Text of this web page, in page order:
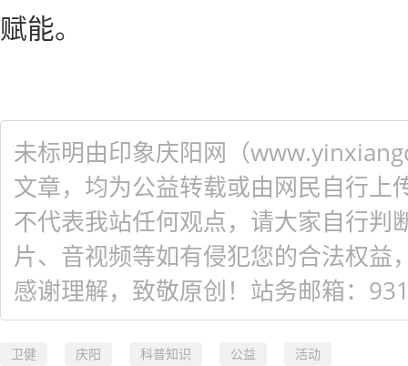
赋能。
未标明由印象庆阳网（
文章，均为公益转载或由网民自行上
不代表我站任何观点，请大家自行判
片、音视频等如有侵犯您的合法权益
感谢理解，致敬原创！站务邮箱：
卫健 庆阳 科普知识 公益 活动